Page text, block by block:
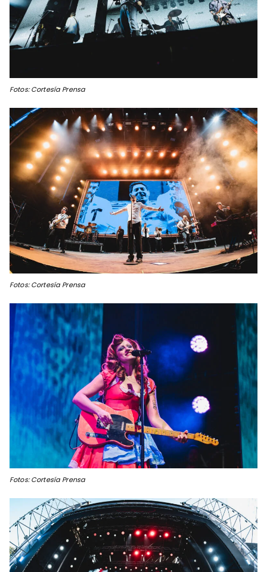
Fotos: Cortesía Prensa
Fotos: Cortesía Prensa
Fotos: Cortesía Prensa